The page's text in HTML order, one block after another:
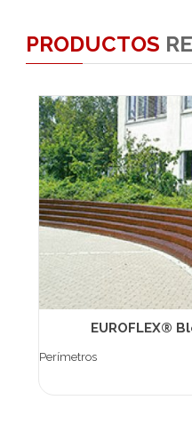
PRODUCTOS
EUROFLEX®
Perímetros